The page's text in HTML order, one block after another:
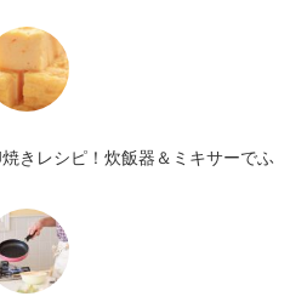
きレシピ！炊飯器＆ミキサーでふ